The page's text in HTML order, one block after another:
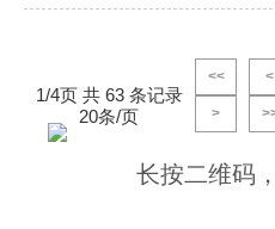
1/4页 共 63 条记录
20条/页
<< <
>
长按二维码